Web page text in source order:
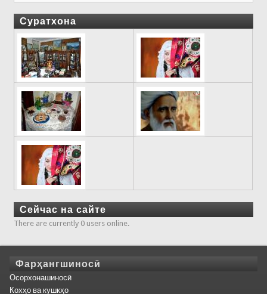
Суратхона
Сейчас на сайте
There are currently 0 users online.
Фарҳангшиносӣ
Осорхонашиносӣ
Кохҳо ва кушкҳо